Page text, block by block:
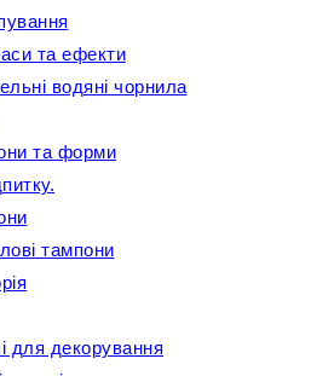
та ефекти
водяні чорнила
та форми
тампони
для декорування